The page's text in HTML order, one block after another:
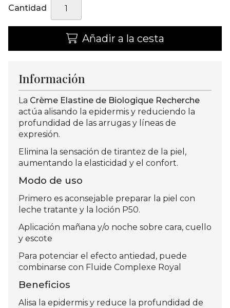
Cantidad
Añadir a la cesta
Información
La Crème Elastine de Biologique Recherche
actúa alisando la epidermis y reduciendo la
profundidad de las arrugas y líneas de
expresión.
Elimina la sensación de tirantez de la piel,
aumentando la elasticidad y el confort.
Modo de uso
Primero es aconsejable preparar la piel con
leche tratante y la loción P50.
Aplicación mañana y/o noche sobre cara, cuello
y escote
Para potenciar el efecto antiedad, puede
combinarse con Fluide Complexe Royal
Beneficios
Alisa la epidermis y reduce la profundidad de